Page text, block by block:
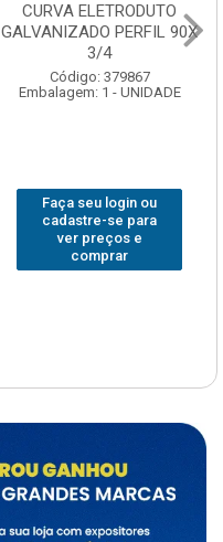
CURVA ELETRODUTO
GALVANIZADO PERFIL 90X
3/4
Código: 379867
Embalagem: 1 - UNIDADE
Faça seu login ou
cadastre-se para
ver preços e
comprar